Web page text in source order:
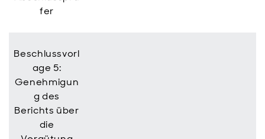
fer
Beschlussvorl
age 5:
Genehmigun
g des
Berichts über
die